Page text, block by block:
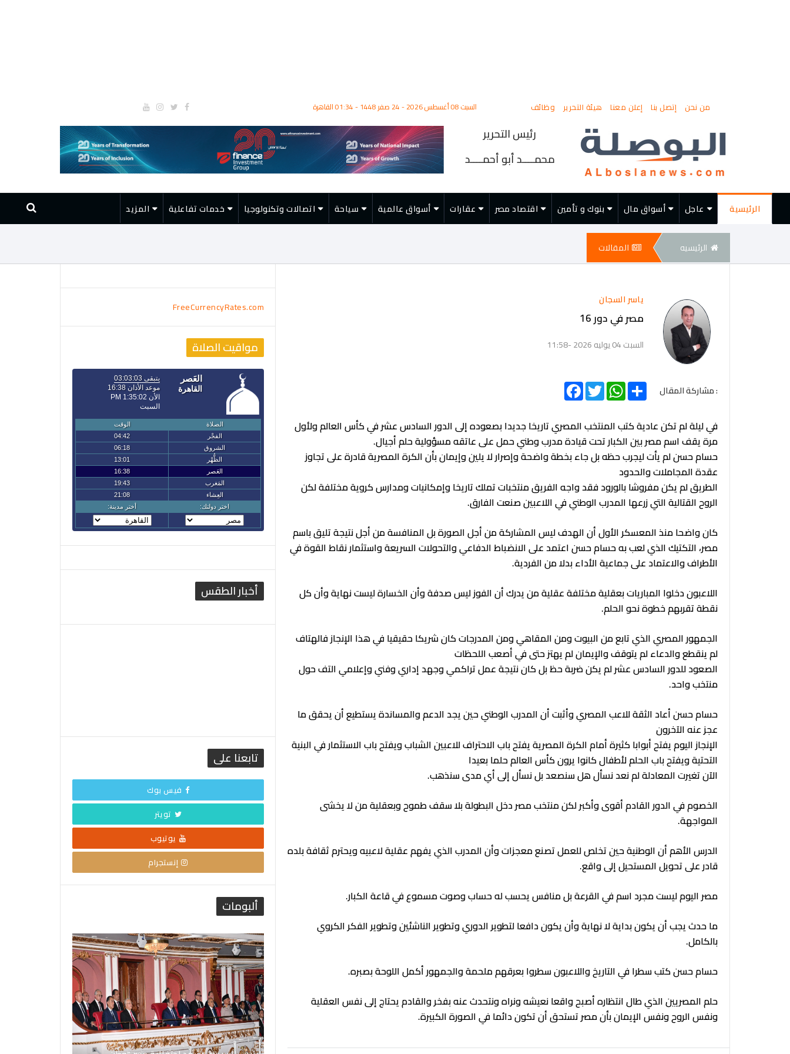
من نحن إتصل بنا إعلن معنا هيئة التحرير وظائف السبت 08 أغسطس 2026 - 24 صفر 1448 - 01:34 القاهرة
رئيس التحرير
محمــــد أبو أحمــــد
الرئيسية عاجل أسواق مال بنوك و تأمين اقتصاد مصر عقارات أسواق عالمية سياحة اتصالات وتكنولوجيا خدمات تفاعلية المزيد
الرئيسيه المقالات
ياسر السجان
مصر في دور 16
السبت 04 يوليه 2026 -11:58
: مشاركة المقال FacebookTwitter
WhatsAppShare
في ليلة لم تكن عادية كتب المنتخب المصري تاريخا جديدا بصعوده إلى الدور السادس عشر في كأس العالم ولأول
مرة يقف اسم مصر بين الكبار تحت قيادة مدرب وطني حمل على عاتقه مسؤولية حلم أجيال.
حسام حسن لم يأت ليجرب حظه بل جاء بخطة واضحة وإصرار لا يلين وإيمان بأن الكرة المصرية قادرة على تجاوز
عقدة المجاملات والحدود
الطريق لم يكن مفروشا بالورود فقد واجه الفريق منتخبات تملك تاريخا وإمكانيات ومدارس كروية مختلفة لكن
الروح القتالية التي زرعها المدرب الوطني في اللاعبين صنعت الفارق.
كان واضحا منذ المعسكر الأول أن الهدف ليس المشاركة من أجل الصورة بل المنافسة من أجل نتيجة تليق باسم
مصر، التكتيك الذي لعب به حسام حسن اعتمد على الانضباط الدفاعي والتحولات السريعة واستثمار نقاط القوة في
الأطراف والاعتماد على جماعية الأداء بدلا من الفردية.
اللاعبون دخلوا المباريات بعقلية مختلفة عقلية من يدرك أن الفوز ليس صدفة وأن الخسارة ليست نهاية وأن كل
نقطة تقربهم خطوة نحو الحلم.
الجمهور المصري الذي تابع من البيوت ومن المقاهي ومن المدرجات كان شريكا حقيقيا في هذا الإنجاز فالهتاف
لم ينقطع والدعاء لم يتوقف والإيمان لم يهتز حتى في أصعب اللحظات
الصعود للدور السادس عشر لم يكن ضربة حظ بل كان نتيجة عمل تراكمي وجهد إداري وفني وإعلامي التف حول
منتخب واحد.
حسام حسن أعاد الثقة للاعب المصري وأثبت أن المدرب الوطني حين يجد الدعم والمساندة يستطيع أن يحقق ما
عجز عنه الآخرون
الإنجاز اليوم يفتح أبوابا كثيرة أمام الكرة المصرية يفتح باب الاحتراف للاعبين الشباب ويفتح باب الاستثمار في البنية
التحتية ويفتح باب الحلم لأطفال كانوا يرون كأس العالم حلما بعيدا
الآن تغيرت المعادلة لم نعد نسأل هل سنصعد بل نسأل إلى أي مدى سنذهب.
الخصوم في الدور القادم أقوى وأكبر لكن منتخب مصر دخل البطولة بلا سقف طموح وبعقلية من لا يخشى
المواجهة.
الدرس الأهم أن الوطنية حين تخلص للعمل تصنع معجزات وأن المدرب الذي يفهم عقلية لاعبيه ويحترم ثقافة بلده
قادر على تحويل المستحيل إلى واقع.
مصر اليوم ليست مجرد اسم في القرعة بل منافس يحسب له حساب وصوت مسموع في قاعة الكبار.
ما حدث يجب أن يكون بداية لا نهاية وأن يكون دافعا لتطوير الدوري وتطوير الناشئين وتطوير الفكر الكروي
بالكامل.
حسام حسن كتب سطرا في التاريخ واللاعبون سطروا بعرقهم ملحمة والجمهور أكمل اللوحة بصبره.
حلم المصريين الذي طال انتظاره أصبح واقعا نعيشه ونراه ونتحدث عنه بفخروالقادم يحتاج إلى نفس العقلية
ونفس الروح ونفس الإيمان بأن مصر تستحق أن تكون دائما في الصورة الكبيرة.
FreeCurrencyRates.com
مواقيت الصلاة
أخبار الطقس
تابعنا على
فيس بوك
تويتر
يوتيوب
إنستجرام
ألبومات